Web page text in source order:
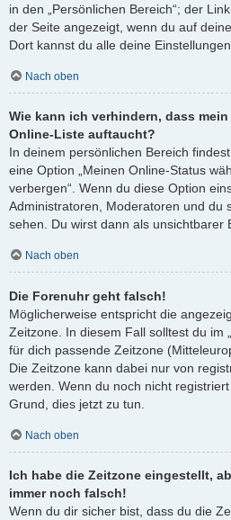
in den „Persönlichen Bereich“; der
der Seite angezeigt, wenn du auf
Dort kannst du alle deine
Nach oben
Wie kann ich verhindern, dass
Online-Liste auftaucht?
In deinem persönlichen Bereich
eine Option „Meinen Online-Status
verbergen“. Wenn du diese Option
Administratoren, Moderatoren und du
sehen. Du wirst dann als unsichtbarer
Nach oben
Die Forenuhr geht falsch!
Möglicherweise entspricht die
Zeitzone. In diesem Fall solltest du im
für dich passende Zeitzone
Die Zeitzone kann dabei nur von
werden. Wenn du noch nicht
Grund, dies jetzt zu tun.
Nach oben
Ich habe die Zeitzone eingestellt,
immer noch falsch!
Wenn du dir sicher bist, dass du die